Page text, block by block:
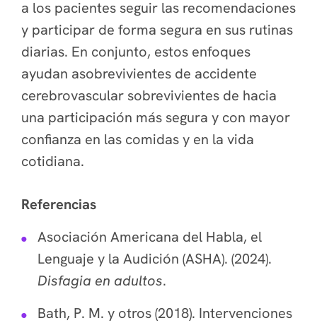
a los pacientes seguir las recomendaciones
y participar de forma segura en sus rutinas
diarias. En conjunto, estos enfoques
ayudan asobrevivientes de accidente
cerebrovascular sobrevivientes de hacia
una participación más segura y con mayor
confianza en las comidas y en la vida
cotidiana.
Referencias
Asociación Americana del Habla, el
Lenguaje y la Audición (ASHA). (2024).
Disfagia en adultos.
Bath, P. M. y otros (2018). Intervenciones